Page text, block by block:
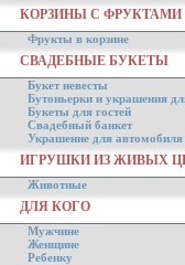
КОРЗИНЫ С ФРУКТАМИ
Фрукты в корзине
СВАДЕБНЫЕ БУКЕТЫ
Букет невесты
Бутоньерки и украшения
Букеты для гостей
Свадебный банкет
Украшение для автомобиля
ИГРУШКИ ИЗ ЖИВЫХ
Животные
ДЛЯ КОГО
Мужчине
Женщине
Ребенку